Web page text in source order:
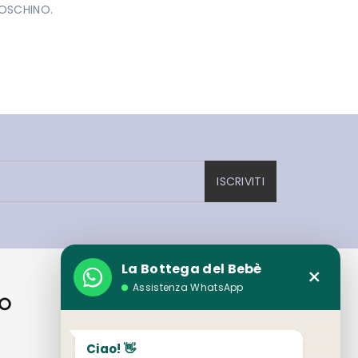
ISCRIVITI
CONTATTI
Loc. Sandalli 111 - Rizziconi (RC)
La Bottega del Bebè
Assistenza WhatsApp ×
Ciao! 👋